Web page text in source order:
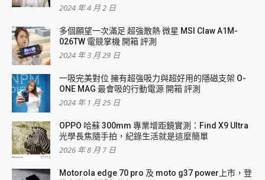
2024 年 4 月 2 日
多個願望一次滿足 超強散熱 微星 MSI Claw A1M-
026TW 電競掌機 開箱 評測
2024 年 3 月 29 日
一吸完美對位 擁有超強吸力與超好用的隱磁支架 O-
ONE MAG 最會吸的行動電源 開箱 評測
2024 年 1 月 25 日
OPPO 哈蘇 300mm 專業增距鏡實測：Find X9 Ultra
光學長焦隨手拍，紀錄生活就是這麼簡單
2026 年 8 月 7 日
Motorola edge 70 pro 及 moto g37 power上市，登